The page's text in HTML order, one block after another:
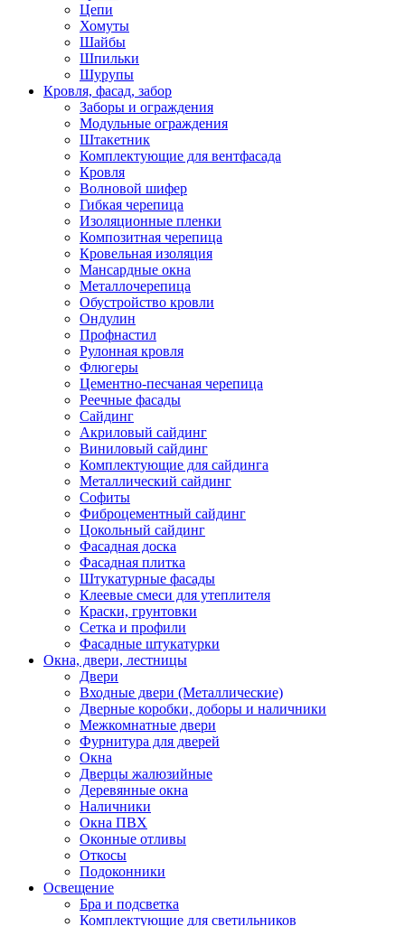
Цепи
Хомуты
Шайбы
Шпильки
Шурупы
Кровля, фасад, забор
Заборы и ограждения
Модульные ограждения
Штакетник
Комплектующие для вентфасада
Кровля
Волновой шифер
Гибкая черепица
Изоляционные пленки
Композитная черепица
Кровельная изоляция
Мансардные окна
Металлочерепица
Обустройство кровли
Ондулин
Профнастил
Рулонная кровля
Флюгеры
Цементно-песчаная черепица
Реечные фасады
Сайдинг
Акриловый сайдинг
Виниловый сайдинг
Комплектующие для сайдинга
Металлический сайдинг
Софиты
Фиброцементный сайдинг
Цокольный сайдинг
Фасадная доска
Фасадная плитка
Штукатурные фасады
Клеевые смеси для утеплителя
Краски, грунтовки
Сетка и профили
Фасадные штукатурки
Окна, двери, лестницы
Двери
Входные двери (Металлические)
Дверные коробки, доборы и наличники
Межкомнатные двери
Фурнитура для дверей
Окна
Дверцы жалюзийные
Деревянные окна
Наличники
Окна ПВХ
Оконные отливы
Откосы
Подоконники
Освещение
Бра и подсветка
Комплектующие для светильников